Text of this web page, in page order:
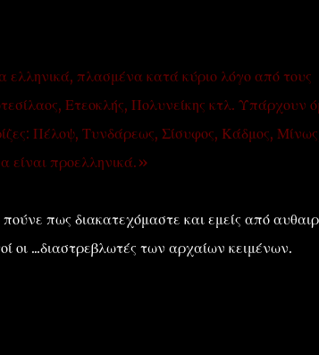
πλασμένα κατά κύριο λόγο από τους
Ετεοκλής, Πολυνείκης κτλ. Υπάρχουν
Πέλοψ, Τυνδάρεως, Σίσυφος, Κάδμος,
είναι προελληνικά.»
πως διακατεχόμαστε και εμείς από
οι ...διαστρεβλωτές των αρχαίων κειμένων.